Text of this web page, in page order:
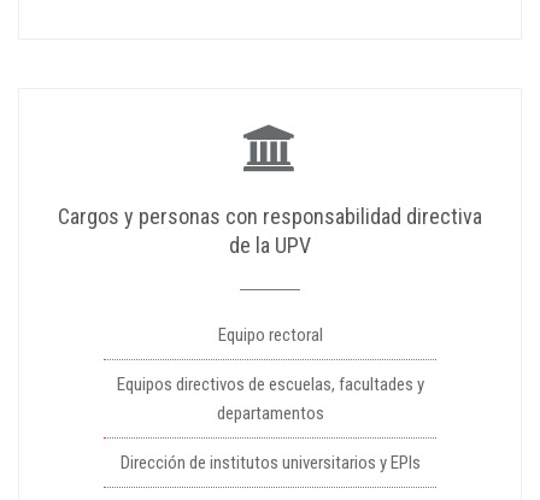
Cargos y personas con responsabilidad directiva
de la UPV
Equipo rectoral
Equipos directivos de escuelas, facultades y
departamentos
Dirección de institutos universitarios y EPIs